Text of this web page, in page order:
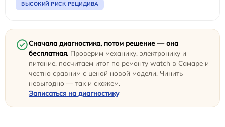
ВЫСОКИЙ РИСК РЕЦИДИВА
Сначала диагностика, потом решение — она
бесплатная. Проверим механику, электронику и
питание, посчитаем итог по ремонту watch в Самаре и
честно сравним с ценой новой модели. Чинить
невыгодно — так и скажем.
Записаться на диагностику